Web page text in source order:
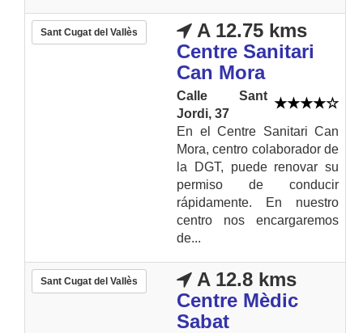
Sant Cugat del Vallès
A 12.75 kms
Centre Sanitari
Can Mora
Calle Sant
Jordi, 37
En el Centre Sanitari Can
Mora, centro colaborador de
la DGT, puede renovar su
permiso de conducir
rápidamente. En nuestro
centro nos encargaremos
de...
Sant Cugat del Vallès
A 12.8 kms
Centre Mèdic
Sabat